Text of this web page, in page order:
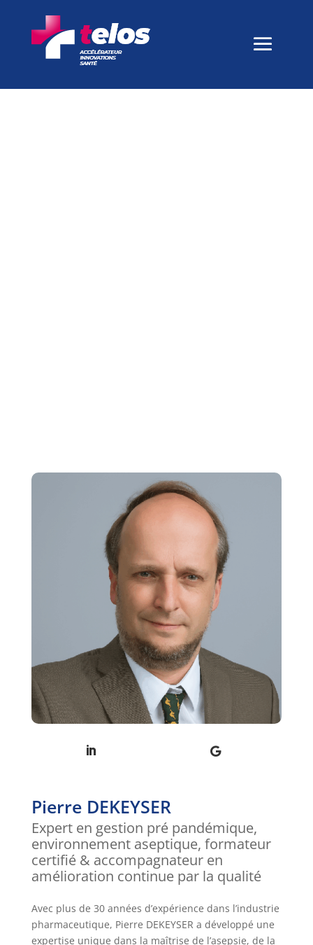
Pierre DEKEYSER
Expert en gestion pré pandémique,
environnement aseptique, formateur
certifié & accompagnateur en
amélioration continue par la qualité
Avec plus de 30 années d’expérience dans l’industrie
pharmaceutique, Pierre DEKEYSER a développé une
expertise unique dans la maîtrise de l’asepsie, de la